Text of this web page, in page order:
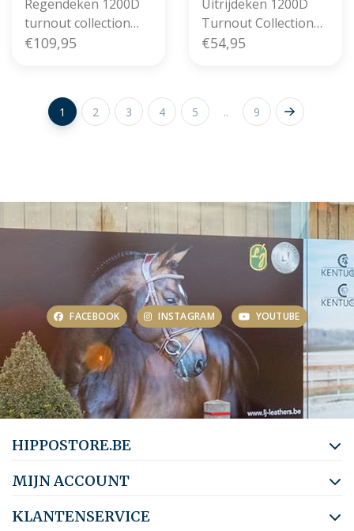
Regendeken 1200D
turnout collection
150gr
€109,95
Uitrijdeken 1200D
Turnout Collection
Fleece
€54,95
1 2 3 4 5 .. 9
FACEBOOK INSTAGRAM YOUTUBE
HIPPOSTORE.BE
MIJN ACCOUNT
KLANTENSERVICE